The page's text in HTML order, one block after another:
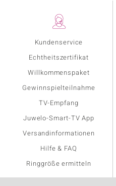
Kundenservice
Echtheitszertifikat
Willkommenspaket
Gewinnspielteilnahme
TV-Empfang
Juwelo-Smart-TV App
Versandinformationen
Hilfe & FAQ
Ringgröße ermitteln